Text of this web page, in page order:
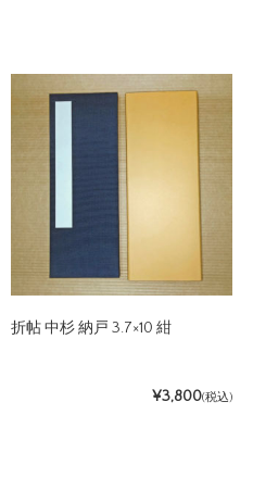
折帖 中杉 納戸 3.7×10 紺
¥3,800(税込)